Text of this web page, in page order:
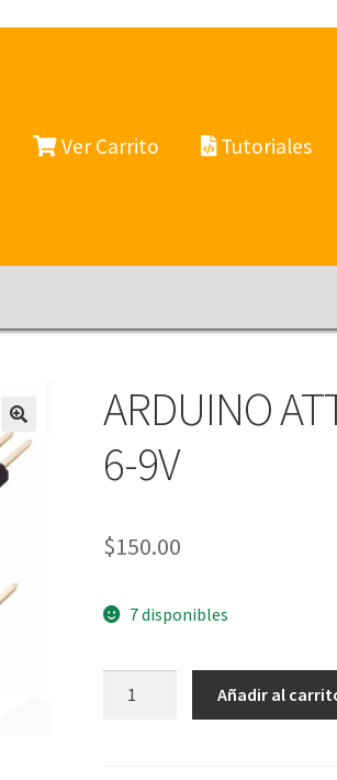
Ver Carrito Tutoriales
ARDUINO
6-9V
$150.00
7 disponibles
Añadir al